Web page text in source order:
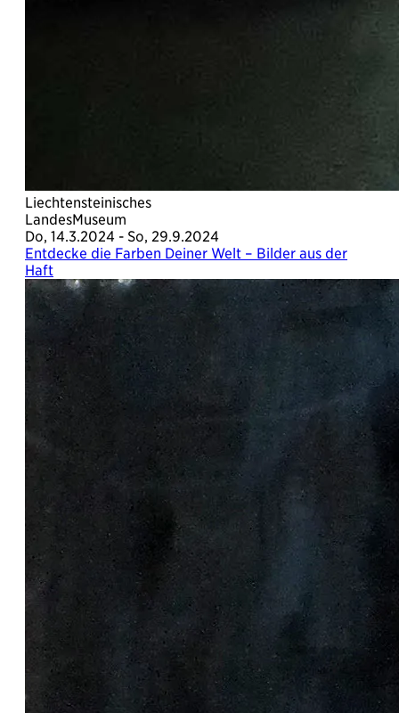
Liechtensteinisches
LandesMuseum
Do, 14.3.2024 - So, 29.9.2024
Entdecke die Farben Deiner Welt – Bilder aus der
Haft